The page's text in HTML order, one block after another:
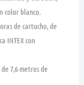
color blanco.
de cartucho, de
INTEX con
7,6 metros de